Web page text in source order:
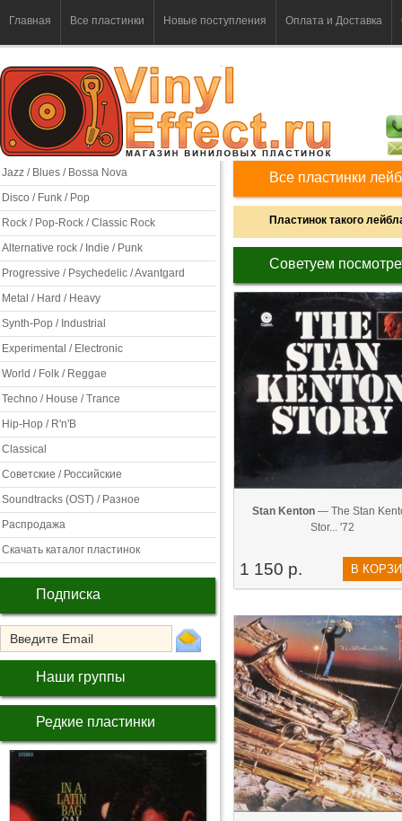
Главная Все пластинки Новые поступления Оплата и Доставка
Jazz / Blues / Bossa Nova
Disco / Funk / Pop
Rock / Pop-Rock / Classic Rock
Alternative rock / Indie / Punk
Progressive / Psychedelic / Avantgard
Metal / Hard / Heavy
Synth-Pop / Industrial
Experimental / Electronic
World / Folk / Reggae
Techno / House / Trance
Hip-Hop / R'n'B
Classical
Советские / Российские
Soundtracks (OST) / Разное
Распродажа
Скачать каталог пластинок
Подписка
Наши группы
Редкие пластинки
Все пластинки
Пластинок такого
Советуем
Stan Kenton — The Stan
Stor... '72
1 150 р. В